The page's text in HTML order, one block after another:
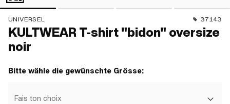
UNIVERSEL 37143
KULTWEAR T-shirt "bidon" oversize
noir
Bitte wähle die gewünschte Grösse:
Fais ton choix